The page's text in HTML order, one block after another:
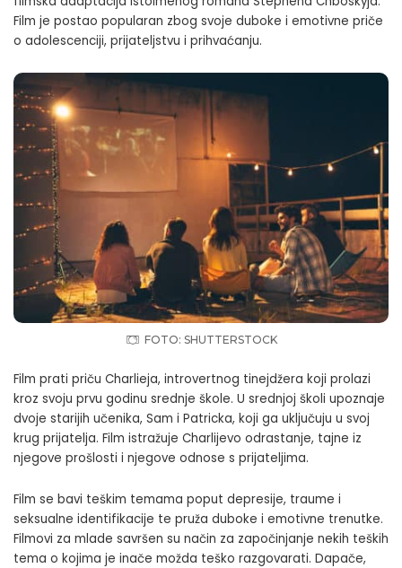
Film je postao popularan zbog svoje duboke i emotivne priče
o adolescenciji, prijateljstvu i prihvaćanju.
FOTO: SHUTTERSTOCK
Film prati priču Charlieja, introvertnog tinejdžera koji prolazi
kroz svoju prvu godinu srednje škole. U srednjoj školi upoznaje
dvoje starijih učenika, Sam i Patricka, koji ga uključuju u svoj
krug prijatelja. Film istražuje Charlijevo odrastanje, tajne iz
njegove prošlosti i njegove odnose s prijateljima.
Film se bavi teškim temama poput depresije, traume i
seksualne identifikacije te pruža duboke i emotivne trenutke.
Filmovi za mlade savršen su način za započinjanje nekih teških
tema o kojima je inače možda teško razgovarati. Dapače,